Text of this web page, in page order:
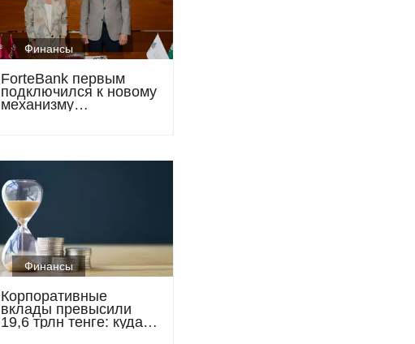
Финансы
ForteBank первым
подключился к новому
механизму
Финансы
Корпоративные
вклады превысили
19,6 трлн тенге: куда